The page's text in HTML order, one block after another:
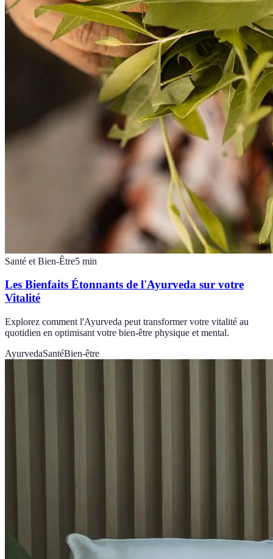
Santé et Bien-Être5 min
Les Bienfaits Étonnants de l'Ayurveda sur votre
Vitalité
Explorez comment l'Ayurveda peut transformer votre vitalité au
quotidien en optimisant votre bien-être physique et mental.
AyurvedaSantéBien-être